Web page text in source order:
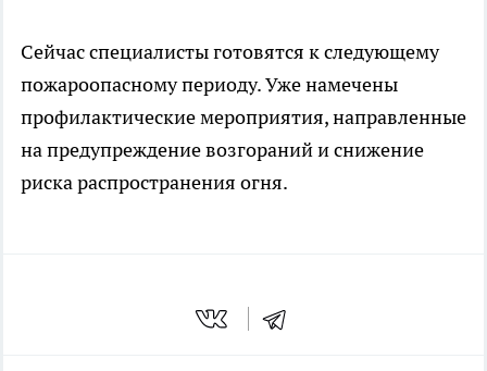
Сейчас специалисты готовятся к следующему
пожароопасному периоду. Уже намечены
профилактические мероприятия, направленные
на предупреждение возгораний и снижение
риска распространения огня.